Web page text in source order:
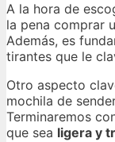
A la hora de
la pena comprar
Además, es
tirantes que le
Otro aspecto
mochila de
Terminaremos
que sea ligera y